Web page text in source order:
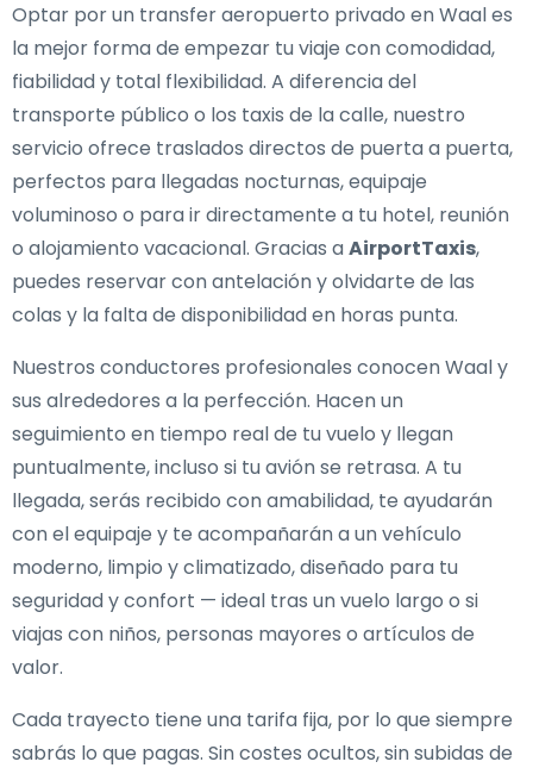
Optar por un transfer aeropuerto privado en Waal es
la mejor forma de empezar tu viaje con comodidad,
fiabilidad y total flexibilidad. A diferencia del
transporte público o los taxis de la calle, nuestro
servicio ofrece traslados directos de puerta a puerta,
perfectos para llegadas nocturnas, equipaje
voluminoso o para ir directamente a tu hotel, reunión
o alojamiento vacacional. Gracias aAirportTaxis,
puedes reservar con antelación y olvidarte de las
colas y la falta de disponibilidad en horas punta.
Nuestros conductores profesionales conocen Waal y
sus alrededores a la perfección. Hacen un
seguimiento en tiempo real de tu vuelo y llegan
puntualmente, incluso si tu avión se retrasa. A tu
llegada, serás recibido con amabilidad, te ayudarán
con el equipaje y te acompañarán a un vehículo
moderno, limpio y climatizado, diseñado para tu
seguridad y confort — ideal tras un vuelo largo o si
viajas con niños, personas mayores o artículos de
valor.
Cada trayecto tiene una tarifa fija, por lo que siempre
sabrás lo que pagas. Sin costes ocultos, sin subidas de